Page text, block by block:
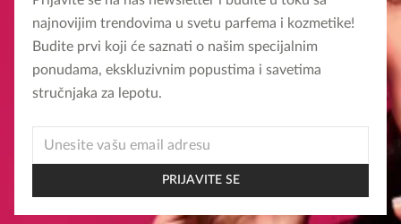
najnovijim trendovima u svetu parfema i kozmetike!
Budite prvi koji će saznati o našim specijalnim
ponudama, ekskluzivnim popustima i savetima
stručnjaka za lepotu.
EMAIL
PRIJAVITE SE